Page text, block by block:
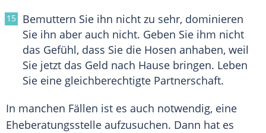
Bemuttern Sie ihn nicht zu sehr, dominieren
Sie ihn aber auch nicht. Geben Sie ihm nicht
das Gefühl, dass Sie die Hosen anhaben, weil
Sie jetzt das Geld nach Hause bringen. Leben
Sie eine gleichberechtigte Partnerschaft.
In manchen Fällen ist es auch notwendig, eine
Eheberatungsstelle aufzusuchen. Dann hat es